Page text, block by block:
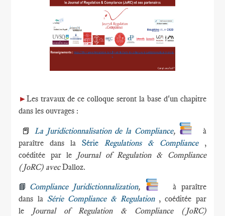
►Les travaux de ce colloque seront la base d'un chapitre
dans les ouvrages :
📕 La Juridictionnalisation de la Compliance,
à
paraître dans laSérie Regulations & Compliance ,
coéditée par le
Journal of Regulation & Compliance
(JoRC) avecDalloz.
📘 Compliance Juridictionnalization,
à paraître
dans la Série Compliance & Regulation , coéditée par
le Journal of Regulation & Compliance (JoRC)